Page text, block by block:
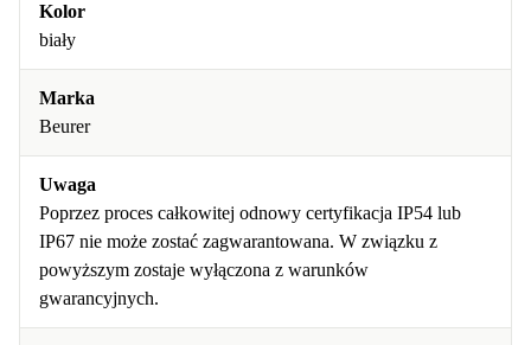
Kolor
biały
Marka
Beurer
Uwaga
Poprzez proces całkowitej odnowy certyfikacja IP54 lub
IP67 nie może zostać zagwarantowana. W związku z
powyższym zostaje wyłączona z warunków
gwarancyjnych.